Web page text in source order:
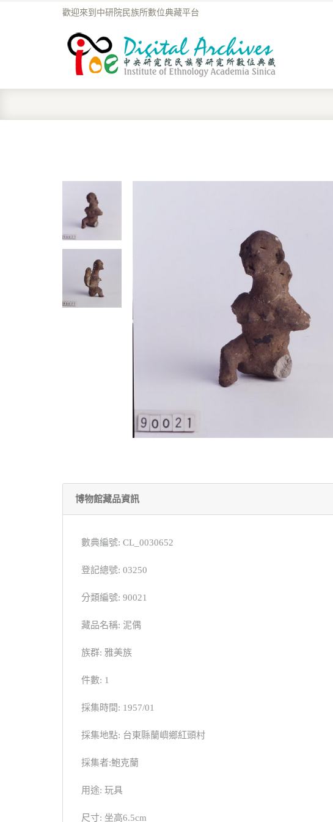
歡迎來到中研院民族所數位典藏平台
博物館藏品資訊
數典編號: CL_0030652
登記總號: 03250
分類編號: 90021
藏品名稱: 泥偶
族群: 雅美族
件數: 1
採集時間: 1957/01
採集地點: 台東縣蘭嶼鄉紅頭村
採集者:鮑克蘭
用途: 玩具
尺寸: 坐高6.5cm